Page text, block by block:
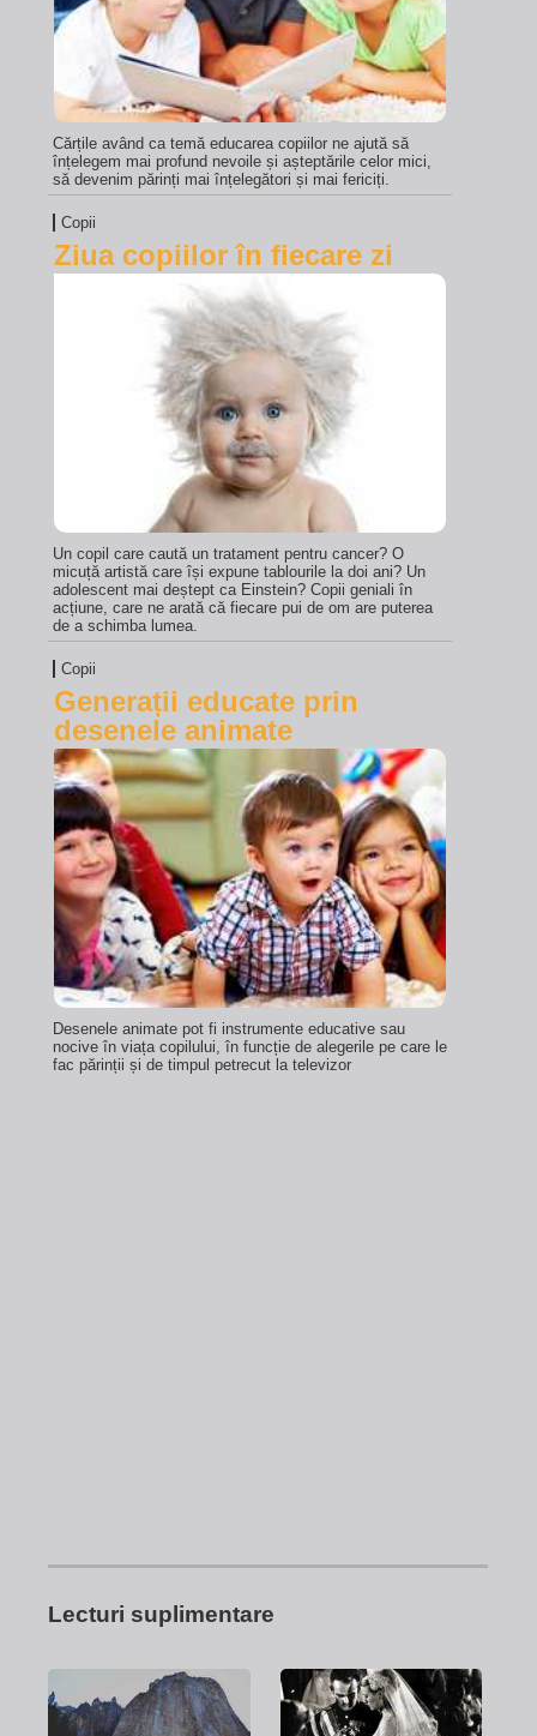
Cărțile având ca temă educarea copiilor ne ajută să
înțelegem mai profund nevoile și așteptările celor mici,
să devenim părinți mai înțelegători și mai fericiți.
Copii
Ziua copiilor în fiecare zi
Un copil care caută un tratament pentru cancer? O
micuță artistă care își expune tablourile la doi ani? Un
adolescent mai deștept ca Einstein? Copii geniali în
acțiune, care ne arată că fiecare pui de om are puterea
de a schimba lumea.
Copii
Generații educate prin
desenele animate
Desenele animate pot fi instrumente educative sau
nocive în viața copilului, în funcție de alegerile pe care le
fac părinții și de timpul petrecut la televizor
Lecturi suplimentare